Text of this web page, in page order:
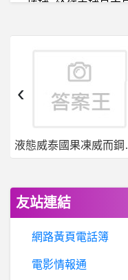
股票- 為什麼一堆
液態
‹
友站連結
網路黃頁電話簿
電影情報通